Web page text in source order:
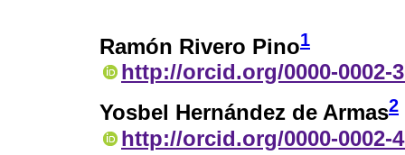
Ramón Rivero Pino1
http://orcid.org/0000-0002-
Yosbel Hernández de Armas2
http://orcid.org/0000-0002-